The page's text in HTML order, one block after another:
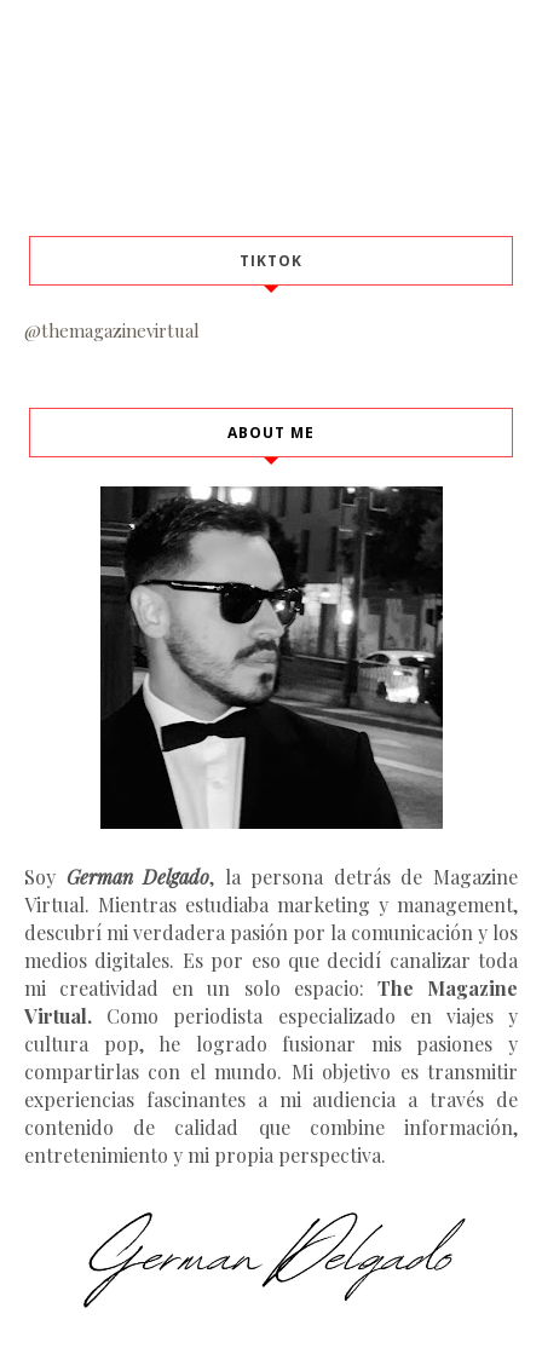
TIKTOK
@themagazinevirtual
ABOUT ME
Soy German Delgado, la persona detrás de Magazine
Virtual. Mientras estudiaba marketing y management,
descubrí mi verdadera pasión por la comunicación y los
medios digitales. Es por eso que decidí canalizar toda
mi creatividad en un solo espacio: The Magazine
Virtual. Como periodista especializado en viajes y
cultura pop, he logrado fusionar mis pasiones y
compartirlas con el mundo. Mi objetivo es transmitir
experiencias fascinantes a mi audiencia a través de
contenido de calidad que combine información,
entretenimiento y mi propia perspectiva.